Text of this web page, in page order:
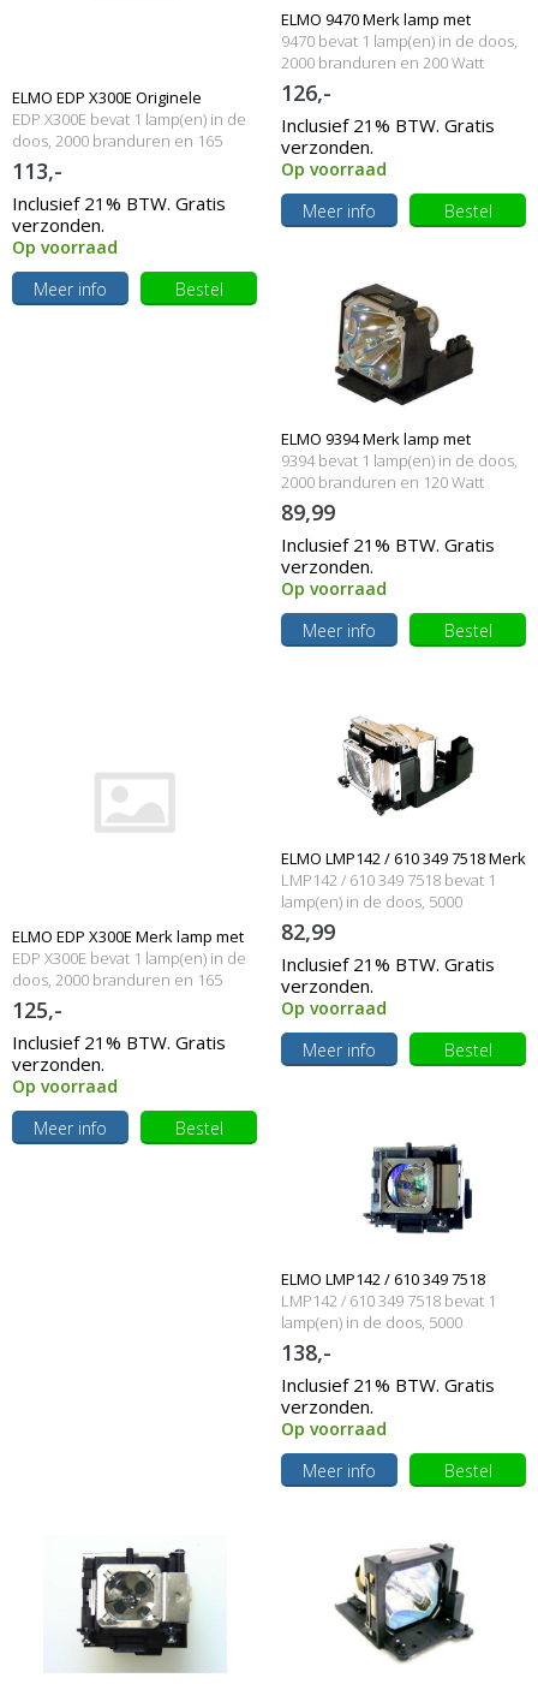
ELMO EDP X300E Originele
lampmodule
EDP X300E bevat 1 lamp(en) in de
doos, 2000 branduren en 165
Watt
113,-
Inclusief 21% BTW. Gratis
verzonden.
Op voorraad
Meer info
Bestel
ELMO 9470 Merk lamp met
behuizing
9470 bevat 1 lamp(en) in de doos,
2000 branduren en 200 Watt
126,-
Inclusief 21% BTW. Gratis
verzonden.
Op voorraad
Meer info
Bestel
ELMO 9394 Merk lamp met
behuizing
9394 bevat 1 lamp(en) in de doos,
2000 branduren en 120 Watt
89,99
Inclusief 21% BTW. Gratis
verzonden.
Op voorraad
Meer info
Bestel
ELMO EDP X300E Merk lamp met
behuizing
EDP X300E bevat 1 lamp(en) in de
doos, 2000 branduren en 165
Watt
125,-
Inclusief 21% BTW. Gratis
verzonden.
Op voorraad
Meer info
Bestel
ELMO LMP142 / 610 349 7518 Merk
lamp met behuizing
LMP142 / 610 349 7518 bevat 1
lamp(en) in de doos, 5000
branduren en 220 Watt
82,99
Inclusief 21% BTW. Gratis
verzonden.
Op voorraad
Meer info
Bestel
ELMO LMP142 / 610 349 7518
Originele lamp met behuizing
LMP142 / 610 349 7518 bevat 1
lamp(en) in de doos, 5000
branduren en 220 Watt
138,-
Inclusief 21% BTW. Gratis
verzonden.
Op voorraad
Meer info
Bestel